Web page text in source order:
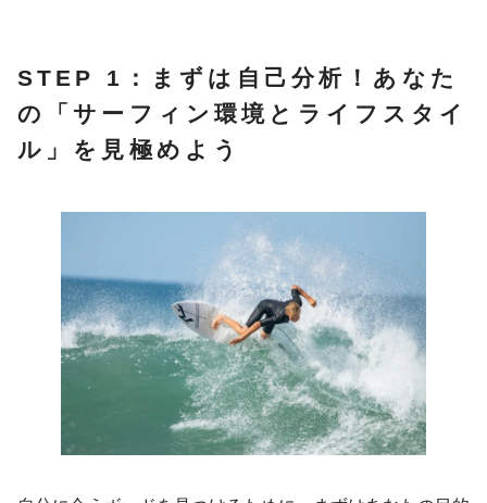
STEP 1：まずは自己分析！あなた
の「サーフィン環境とライフスタイ
ル」を見極めよう